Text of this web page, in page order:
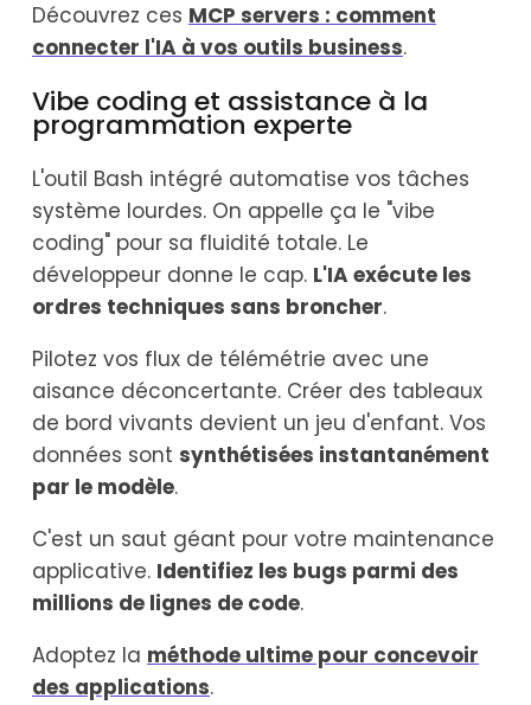
Découvrez ces MCP servers : comment
connecter l'IA à vos outils business.
Vibe coding et assistance à la
programmation experte
L'outil Bash intégré automatise vos tâches
système lourdes. On appelle ça le "vibe
coding" pour sa fluidité totale. Le
développeur donne le cap. L'IA exécute les
ordres techniques sans broncher.
Pilotez vos flux de télémétrie avec une
aisance déconcertante. Créer des tableaux
de bord vivants devient un jeu d'enfant. Vos
données sont synthétisées instantanément
par le modèle.
C'est un saut géant pour votre maintenance
applicative. Identifiez les bugs parmi des
millions de lignes de code.
Adoptez la méthode ultime pour concevoir
des applications.